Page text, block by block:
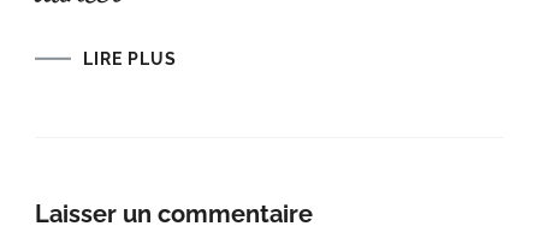
LIRE PLUS
Laisser un commentaire